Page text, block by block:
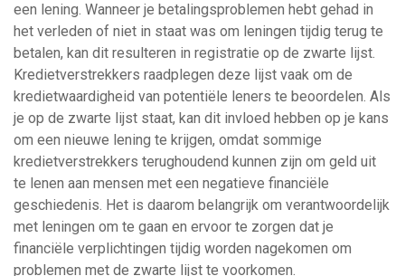
een lening. Wanneer je betalingsproblemen hebt gehad in
het verleden of niet in staat was om leningen tijdig terug te
betalen, kan dit resulteren in registratie op de zwarte lijst.
Kredietverstrekkers raadplegen deze lijst vaak om de
kredietwaardigheid van potentiële leners te beoordelen. Als
je op de zwarte lijst staat, kan dit invloed hebben op je kans
om een nieuwe lening te krijgen, omdat sommige
kredietverstrekkers terughoudend kunnen zijn om geld uit
te lenen aan mensen met een negatieve financiële
geschiedenis. Het is daarom belangrijk om verantwoordelijk
met leningen om te gaan en ervoor te zorgen dat je
financiële verplichtingen tijdig worden nagekomen om
problemen met de zwarte lijst te voorkomen.